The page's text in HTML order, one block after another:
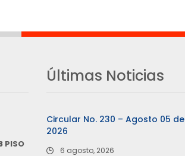
PISO
Últimas Noticias
Circular No. 230 – Agosto 05 de
2026
6 agosto, 2026